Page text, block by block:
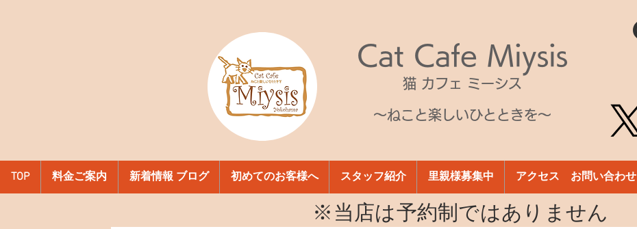
Cat Cafe Miysis
猫 カフェ ミーシス
～ねこと楽しいひとときを～
TOP 料金ご案内 新着情報 ブログ 初めてのお客様へ スタッフ紹介 里親様募集中 アクセス お問い合わせ
​※当店は予約制ではありません